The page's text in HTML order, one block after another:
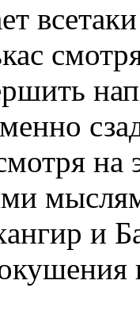
на
и